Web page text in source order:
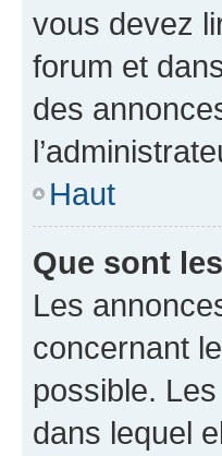
vous devez
forum et
des
Haut
Que sont
Les
concernant
possible.
dans lequel